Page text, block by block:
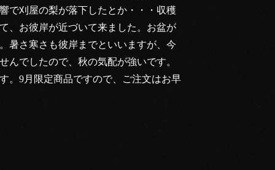
で刈屋の梨が落下したとか・・・収穫
、お彼岸が近づいて来ました。お盆が
暑さ寒さも彼岸までといいますが、今
んでしたので、秋の気配が強いです。
。9月限定商品ですので、ご注文はお早